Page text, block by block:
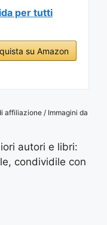
per tutti
su Amazon
affiliazione / Immagini da
autori e libri:
condividile con